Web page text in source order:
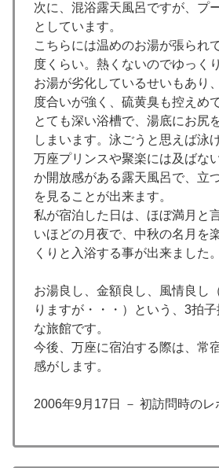
次に、混浴露天風呂ですが、プ
としています。
こちらには温めのお湯が張られ
度くらい。熱くないのでゆっく
お湯が劣化しているせいもあり
度合いが強く、硫黄臭も控えめで
とても深い浴槽で、湯底にお尻
しまいます。泳ごうと思えば泳
万座プリンスや聚楽には及ばな
か開放感がある露天風呂で、立
を見ることが出来ます。
私が宿泊した日は、ほぼ満月と
いほどの月夜で、中秋の名月を
くりと入浴する事が出来ました。
お湯良し、金額良し、風情良し
りますが・・・）という、3拍
な旅館です。
今後、万座に宿泊する際は、常
感がします。
2006年9月17日 － 初訪問時のレ